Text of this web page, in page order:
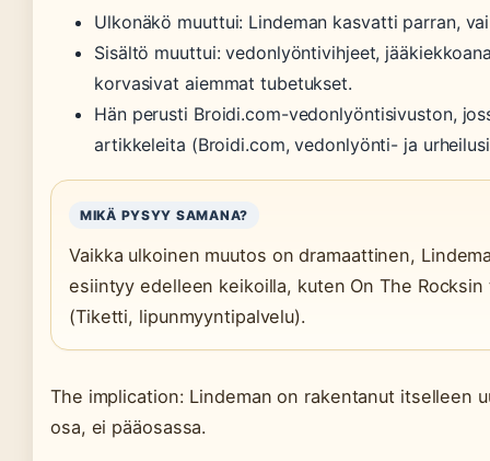
Ulkonäkö muuttui: Lindeman kasvatti parran,
Sisältö muuttui: vedonlyöntivihjeet,
korvasivat aiemmat tubetukset.
Hän perusti Broidi.com-vedonlyöntisivuston,
artikkeleita (Broidi.com, vedonlyönti- ja
MIKÄ PYSYY SAMANA?
Vaikka ulkoinen muutos on dramaattinen,
esiintyy edelleen keikoilla, kuten On The
(Tiketti, lipunmyyntipalvelu).
The implication: Lindeman on rakentanut itselleen
osa, ei pääosassa.